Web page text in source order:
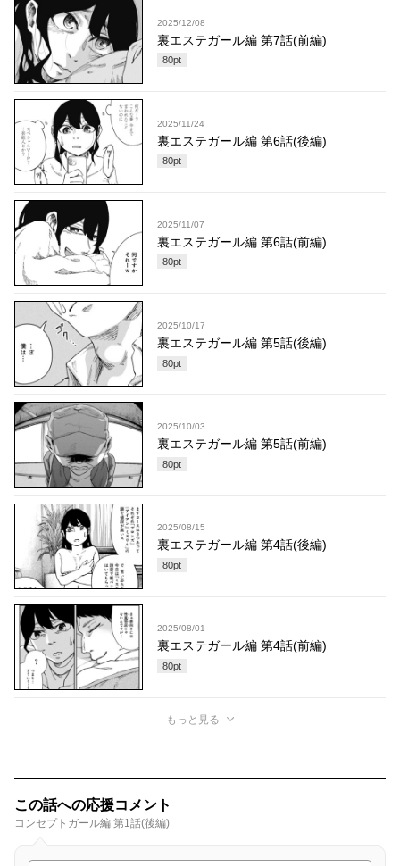
2025/12/08
裏エステガール編 第7話(前編)
80pt
2025/11/24
裏エステガール編 第6話(後編)
80pt
2025/11/07
裏エステガール編 第6話(前編)
80pt
2025/10/17
裏エステガール編 第5話(後編)
80pt
2025/10/03
裏エステガール編 第5話(前編)
80pt
2025/08/15
裏エステガール編 第4話(後編)
80pt
2025/08/01
裏エステガール編 第4話(前編)
80pt
もっと見る
この話への応援コメント
コンセプトガール編 第1話(後編)